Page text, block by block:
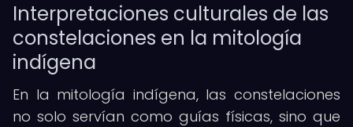
Interpretaciones culturales de las
constelaciones en la mitología
indígena
En la mitología indígena, las constelaciones
no solo servían como guías físicas, sino que